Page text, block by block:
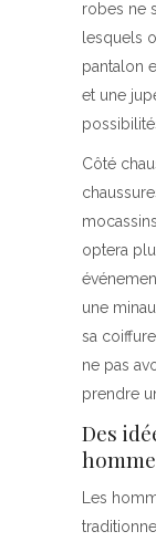
robes ne
lesquels
pantalon
et une
Côté
optera
une
sa
ne pas
prendre
Des
Les